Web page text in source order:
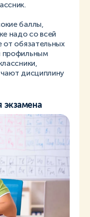
баллы,
надо со всей
от обязательных
профильным
дисциплину